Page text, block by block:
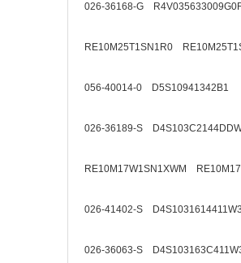
026-36168-G
RE10M25T1SN1R0
056-40014-0 D5S10941342B1
026-36189-S
RE10M17W1SN1XWM
026-41402-S
026-36063-S